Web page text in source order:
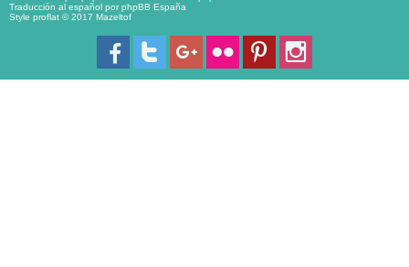
Traducción al español porphpBB España
Style proflat © 2017 Mazeltof